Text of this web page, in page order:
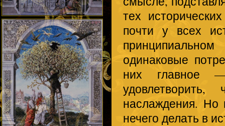
тех
почти у всех
одинаковые
них главное
наслаждения. Но
нечего делать в